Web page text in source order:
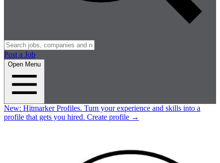
Post a Job
Open Menu
New: Hitmarker Profiles. Turn your experience and skills into a
profile that gets you hired. Create profile →